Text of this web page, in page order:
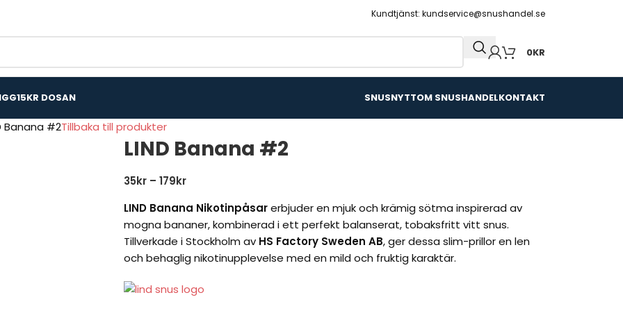
Kundtjänst: kundservice@snushandel.se
0KR
15KR DOSAN SNUSNYTTOM SNUSHANDELKONTAKT
Banana #2Tillbaka till produkter
LIND Banana #2
35kr – 179kr
LIND Banana Nikotinpåsarerbjuder en mjuk och krämig sötma inspirerad av
mogna bananer, kombinerad i ett perfekt balanserat, tobaksfritt vitt snus.
Tillverkade i Stockholm av HS Factory Sweden AB, ger dessa slim-prillor en len
och behaglig nikotinupplevelse med en mild och fruktig karaktär.